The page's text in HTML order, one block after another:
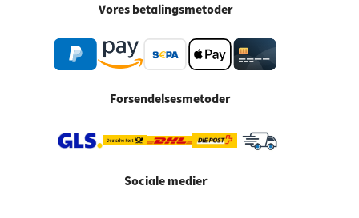
Vores betalingsmetoder
Forsendelsesmetoder
Sociale medier